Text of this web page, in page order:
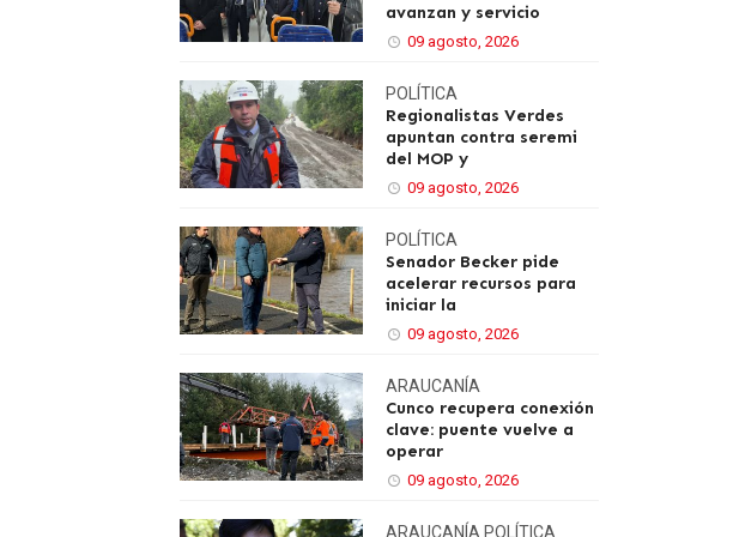
avanzan y servicio
09 agosto, 2026
POLÍTICA
Regionalistas Verdes
apuntan contra seremi
del MOP y
09 agosto, 2026
POLÍTICA
Senador Becker pide
acelerar recursos para
iniciar la
09 agosto, 2026
ARAUCANÍA
Cunco recupera conexión
clave: puente vuelve a
operar
09 agosto, 2026
ARAUCANÍA POLÍTICA